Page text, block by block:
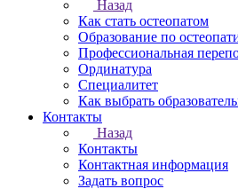
Назад
Как стать остеопатом
Образование по
Профессиональная
Ординатура
Специалитет
Как выбрать
Контакты
Назад
Контакты
Контактная информация
Задать вопрос